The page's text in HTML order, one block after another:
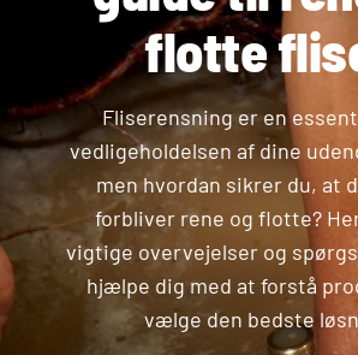
flotte
Fliserensning er en
vedligeholdelsen af dine
men hvordan sikrer du, at
forbliver rene og flotte?
vigtige overvejelser og
hjælpe dig med at forstå
vælge den bedste